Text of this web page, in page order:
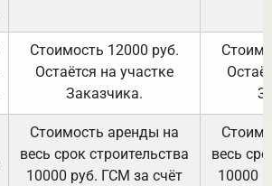
Стоимость 12000 руб.
Остаётся на участке
Заказчика.
Стоимость аренды на
весь срок строительства
10000 руб. ГСМ за счёт
весь
10000